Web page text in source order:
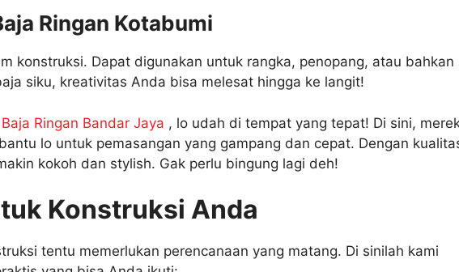
Ringan Kotabumi
konstruksi. Dapat digunakan untuk rangka, penopang, atau bahkan
siku, kreativitas Anda bisa melesat hingga ke langit!
Ringan Bandar Jaya , lo udah di tempat yang tepat! Di sini,
lo untuk pemasangan yang gampang dan cepat. Dengan
kokoh dan stylish. Gak perlu bingung lagi deh!
Konstruksi Anda
tentu memerlukan perencanaan yang matang. Di sinilah kami